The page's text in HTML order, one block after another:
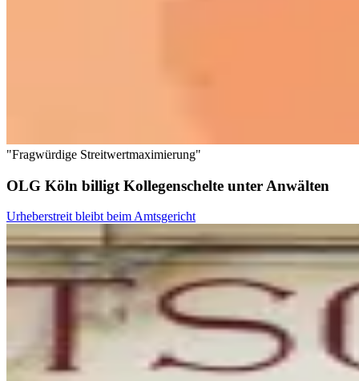
"Fragwürdige Streitwertmaximierung"
OLG Köln billigt Kollegenschelte unter Anwälten
Urheberstreit bleibt beim Amtsgericht